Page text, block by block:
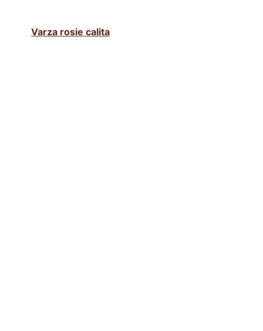
Varza rosie calita